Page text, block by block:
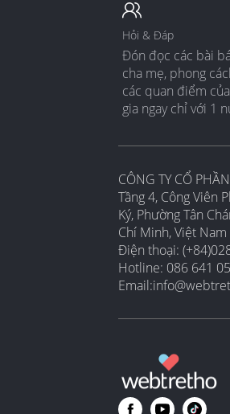
Hỏi & Đáp
Đón đọc các bài
cha mẹ, phong
các quan điểm
gia ngay chỉ với 1
CÔNG TY CỔ
Tầng 4, Công Viên
Ký, Phường Tân
Chí Minh, Việt Nam
Điện thoại:
Hotline: 086 641
Email: